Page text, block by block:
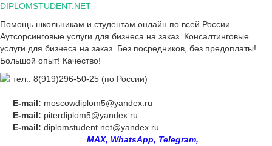
Skip
content
DIPLOMSTUDENT.NET
Помощь школьникам и студентам онлайн по всей России.
Аутсорсинговые услуги для бизнеса на заказ. Консалтинговые
услуги для бизнеса на заказ. Без посредников, без предоплаты!
Большой опыт! Качество!
тел.: 8(919)296-50-25 (по России)
E-mail: moscowdiplom5@yandex.ru
E-mail: piterdiplom5@yandex.ru
E-mail: diplomstudent.net@yandex.ru
MAX, WhatsApp, Telegram,